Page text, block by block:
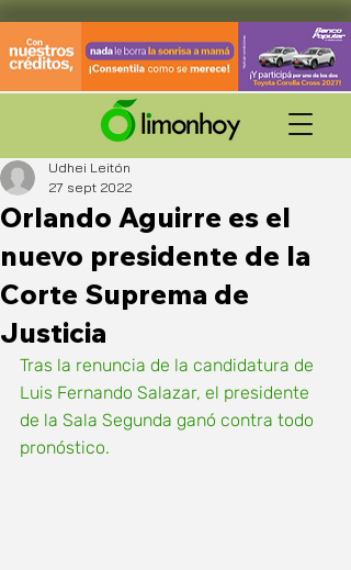
Orlando Aguirre es el
nuevo presidente de la
Corte Suprema de
Justicia
Udhei Leitón
27 sept 2022
Tras la renuncia de la candidatura de
Luis Fernando Salazar, el presidente
de la Sala Segunda ganó contra todo
pronóstico.